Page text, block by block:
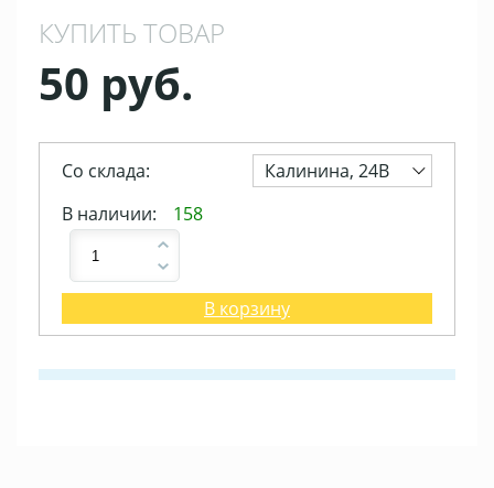
КУПИТЬ ТОВАР
50 руб.
Со склада:
Калинина, 24В
В наличии:
158
В корзину